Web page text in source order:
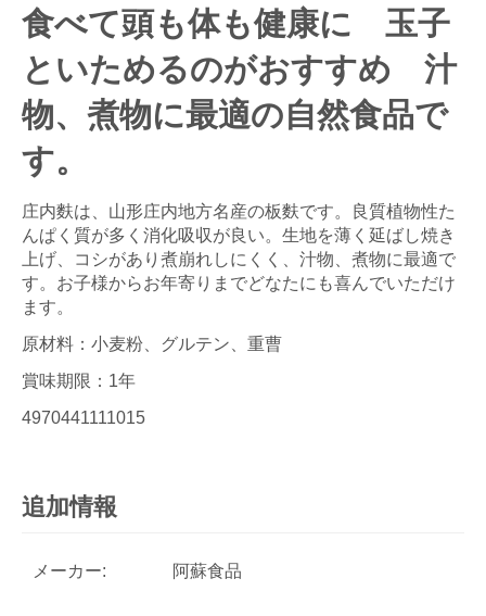
食べて頭も体も健康に 玉子
といためるのがおすすめ 汁
物、煮物に最適の自然食品で
す。
庄内麩は、山形庄内地方名産の板麩です。良質植物性た
んぱく質が多く消化吸収が良い。生地を薄く延ばし焼き
上げ、コシがあり煮崩れしにくく、汁物、煮物に最適で
す。お子様からお年寄りまでどなたにも喜んでいただけ
ます。
原材料：小麦粉、グルテン、重曹
賞味期限：1年
4970441111015
追加情報
メーカー: 阿蘇食品